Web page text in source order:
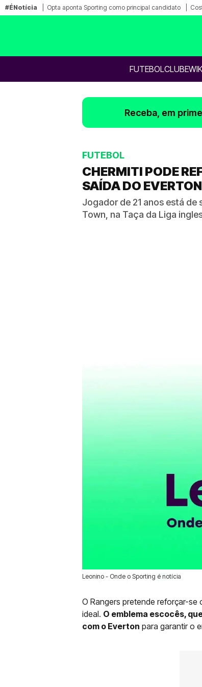
#ÉNotícia Opta aponta Sporting como principal candidato
FUTEBOLCLUBE
Receba, em
FUTEBOL
CHERMITI PODE
SAÍDA DO EVERTON
Jogador de 21 anos está
Town, na Taça da Liga
Leonino - Onde o Sporting é notícia
30 Ago 2025 | 13:48 | 0
O Rangers pretende reforçar-
ideal. O emblema escocês,
com o Everton para garantir o